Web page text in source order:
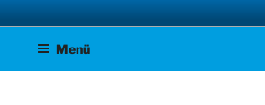
STADE
Menü